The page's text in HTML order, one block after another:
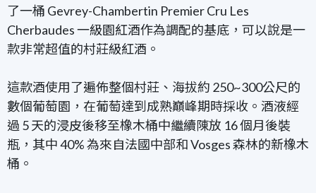
了一桶 Gevrey-Chambertin Premier Cru Les
Cherbaudes 一級園紅酒作為調配的基底，可以說是一
款非常超值的村莊級紅酒。
這款酒使用了遍佈整個村莊、海拔約 250~300公尺的
數個葡萄園，在葡萄達到成熟巔峰期時採收。酒液經
過 5 天的浸皮後移至橡木桶中繼續陳放 16 個月後裝
瓶，其中 40% 為來自法國中部和 Vosges 森林的新橡木
桶。